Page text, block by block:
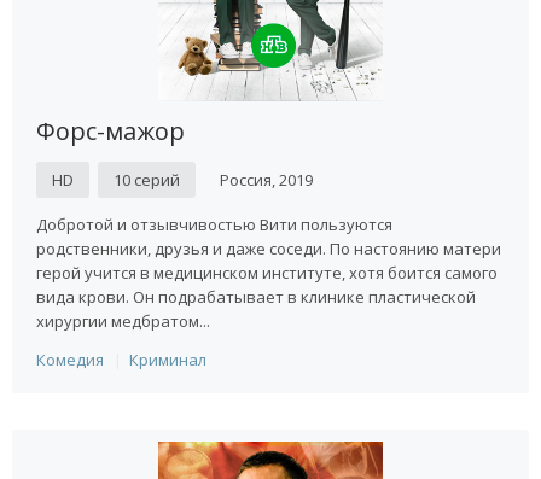
Форс-мажор
HD 10 серий Россия, 2019
Добротой и отзывчивостью Вити пользуются
родственники, друзья и даже соседи. По настоянию матери
герой учится в медицинском институте, хотя боится самого
вида крови. Он подрабатывает в клинике пластической
хирургии медбратом...
Комедия
Криминал